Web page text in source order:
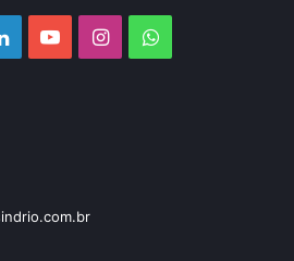
LinkedinYouTubeInstagramWhatsApp